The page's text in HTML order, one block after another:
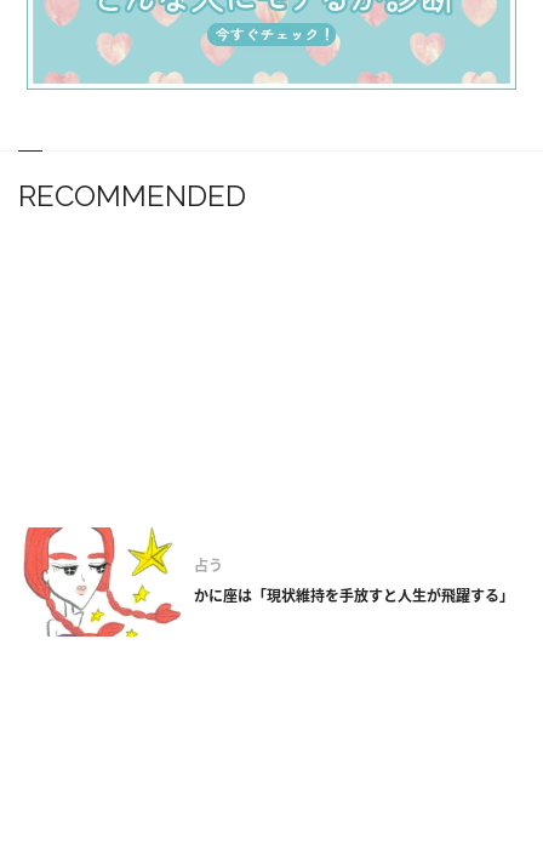
RECOMMENDED
占う
かに座は「現状維持を手放すと人生が飛躍する」